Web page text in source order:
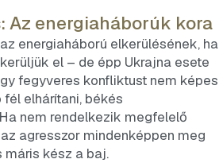
Az energiaháborúk kora
energiaháború elkerülésének, ha
el – de épp Ukrajna esete
fegyveres konfliktust nem képes
elhárítani, békés
nem rendelkezik megfelelő
agresszor mindenképpen meg
kész a baj.